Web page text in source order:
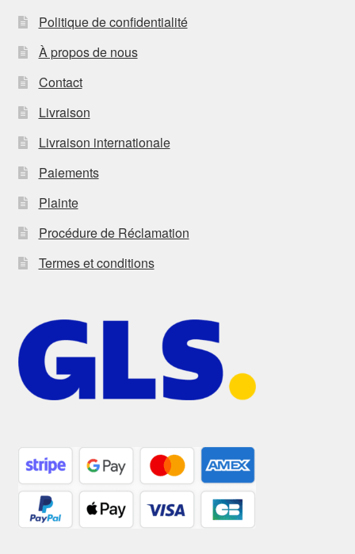
Politique de confidentialité
À propos de nous
Contact
Livraison
Livraison internationale
Paiements
Plainte
Procédure de Réclamation
Termes et conditions